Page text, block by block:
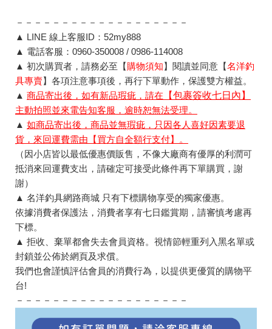
－－－－－－－－－－－－－－－－－－－
▲ LINE 線上客服ID：52my888
▲ 電話客服：0960-350008 / 0986-114008
▲ 初次購買者，請務必至【購物須知】閱讀並同意【名洋釣
具專賣】各項注意事項後，再行下單動作，保護雙方權益。
▲ 商品寄出後，如有新品瑕疵，請在 【包裹簽收七日內】
主動拍照並來電告知客服，逾時恕無法受理。
▲ 如商品寄出後，商品並無瑕疵，只因各人喜好因素要退
貨，來回運費需由【買方自全額行支付】。
（因小店皆以最低優惠價販售，不像大廠商有優厚的利潤可
抵消來回運費支出，請確定可接受此條件再下單購買，謝
謝）
▲ 名洋釣具網路商城 只有下標購物享受的獨家優惠。
依據消費者保護法，消費者享有七日鑑賞期，請審慎考慮再
下標。
▲ 拒收、棄單都會失去會員資格。視情節輕重列入黑名單或
封鎖並公佈於網頁及求償。
我們也會謹慎評估會員的消費行為，以提供更優質的購物平
台!
－－－－－－－－－－－－－－－－－－－